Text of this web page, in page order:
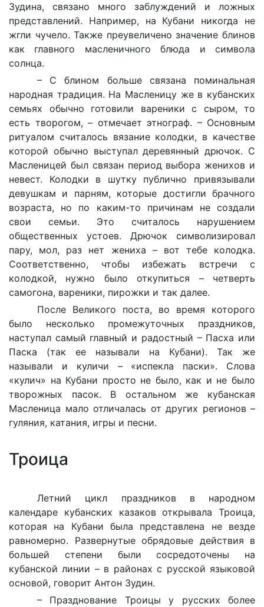
Зудина, связано много заблуждений и ложных
представлений. Например, на Кубани никогда не
жгли чучело. Также преувеличено значение блинов
как главного масленичного блюда и символа
солнца.
– С блином больше связана поминальная
народная традиция. На Масленицу же в кубанских
семьях обычно готовили вареники с сыром, то
есть творогом, – отмечает этнограф. – Основным
ритуалом считалось вязание колодки, в качестве
которой обычно выступал деревянный дрючок. С
Масленицей был связан период выбора женихов и
невест. Колодки в шутку публично привязывали
девушкам и парням, которые достигли брачного
возраста, но по каким-то причинам не создали
свои семьи. Это считалось нарушением
общественных устоев. Дрючок символизировал
пару, мол, раз нет жениха – вот тебе колодка.
Соответственно, чтобы избежать встречи с
колодкой, нужно было откупиться – четверть
самогона, вареники, пирожки и так далее.
После Великого поста, во время которого
было несколько промежуточных праздников,
наступал самый главный и радостный – Пасха или
Паска (так ее называли на Кубани). Так же
называли и куличи – «испекла паски». Слова
«кулич» на Кубани просто не было, как и не было
творожных пасок. В остальном же кубанская
Масленица мало отличалась от других регионов –
гуляния, катания, игры и песни.
Троица
Летний цикл праздников в народном
календаре кубанских казаков открывала Троица,
которая на Кубани была представлена не везде
равномерно. Развернутые обрядовые действия в
большей степени были сосредоточены на
кубанской линии – в районах с русской языковой
основой, говорит Антон Зудин.
– Празднование Троицы у русских более